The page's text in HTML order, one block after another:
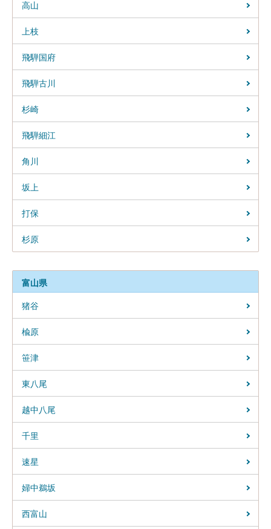
高山
上枝
飛騨国府
飛騨古川
杉崎
飛騨細江
角川
坂上
打保
杉原
富山県
猪谷
楡原
笹津
東八尾
越中八尾
千里
速星
婦中鵜坂
西富山